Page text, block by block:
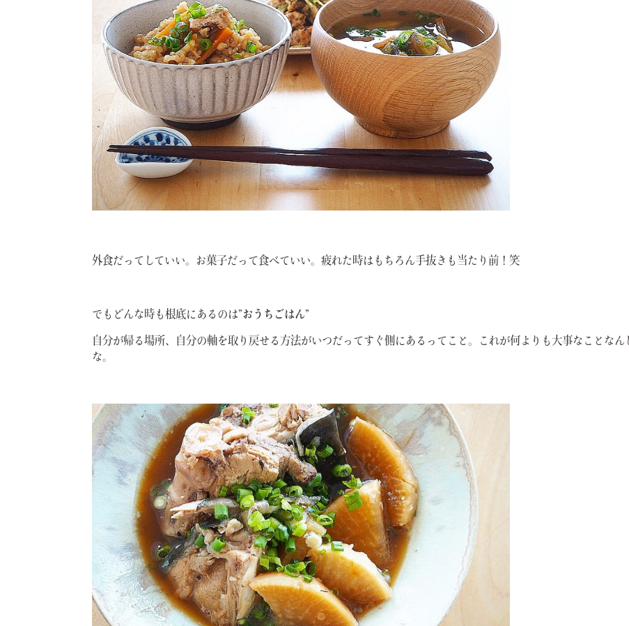
外食だってしていい。お菓子だって食べていい。疲れた時はもちろん手抜きも当たり前！笑
でもどんな時も根底にあるのは”おうちごはん”
自分が帰る場所、自分の軸を取り戻せる方法がいつだってすぐ側にあるってこと。これが何よりも大事なことなん
な。